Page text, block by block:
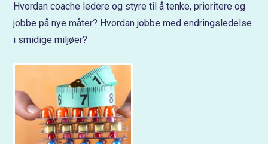
Hvordan coache ledere og styre til å tenke, prioritere og
jobbe på nye måter? Hvordan jobbe med endringsledelse
i smidige miljøer?